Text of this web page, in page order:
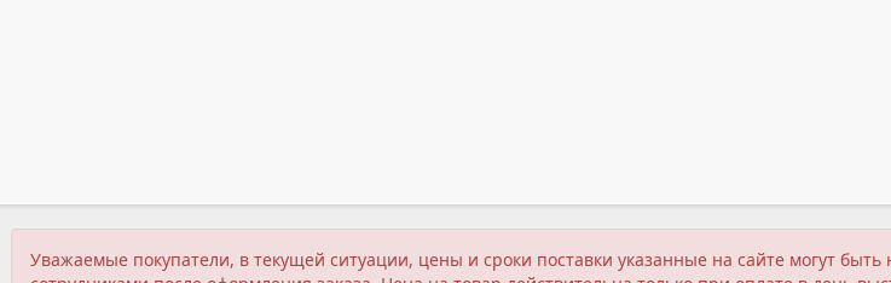
Уважаемые покупатели, в текущей ситуации, цены и сроки поставки указанные на сайте могут